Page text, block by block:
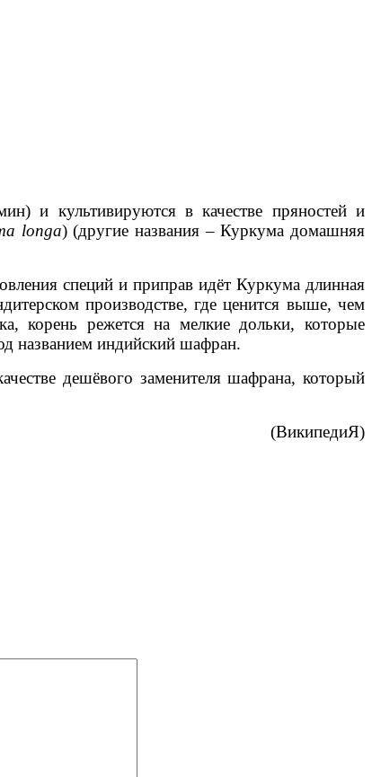
и культивируются в качестве пряностей и
longa) (другие названия – Куркума домашняя
специй и приправ идёт Куркума длинная
производстве, где ценится выше, чем
корень режется на мелкие дольки, которые
названием индийский шафран.
дешёвого заменителя шафрана, который
(ВикипедиЯ)